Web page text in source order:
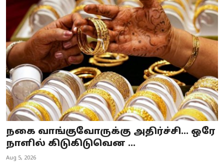
நகை வாங்குவோருக்கு அதிர்ச்சி... ஒரே
நாளில் கிடுகிடுவென ...
Aug 5, 2026